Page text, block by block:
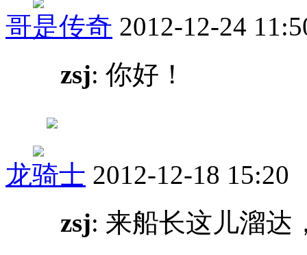
哥是传奇 2012-12-24
zsj: 你好！
龙骑士 2012-12-18 15:20
zsj: 来船长这儿溜达